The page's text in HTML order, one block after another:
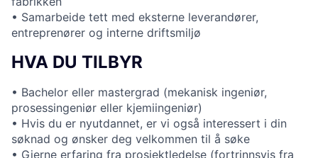
• Samarbeide tett med eksterne leverandører,
entreprenører og interne driftsmiljø
HVA DU TILBYR
• Bachelor eller mastergrad (mekanisk ingeniør,
prosessingeniør eller kjemiingeniør)
• Hvis du er nyutdannet, er vi også interessert i din
søknad og ønsker deg velkommen til å søke
• Gjerne erfaring fra prosjektledelse (fortrinnsvis fra